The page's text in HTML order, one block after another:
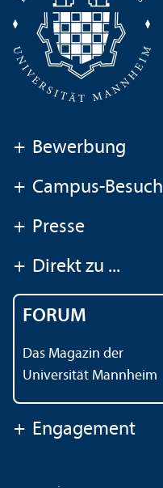
+ Bewerbung
+ Campus-Besuch
+ Presse
+ Direkt zu ...
FORUM
Das Magazin der
Universität Mannheim
+ Engagement